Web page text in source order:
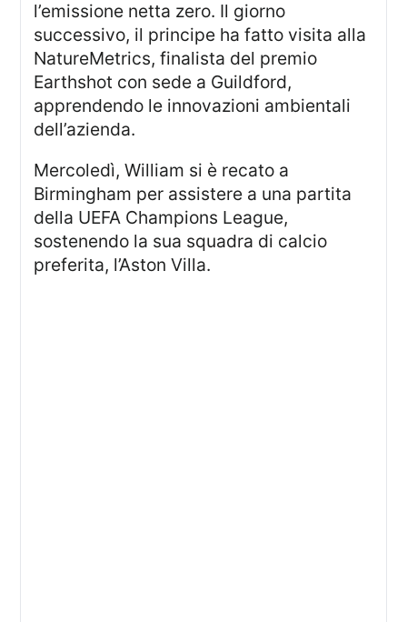
l’emissione netta zero. Il giorno
successivo, il principe ha fatto visita alla
NatureMetrics, finalista del premio
Earthshot con sede a Guildford,
apprendendo le innovazioni ambientali
dell’azienda.
Mercoledì, William si è recato a
Birmingham per assistere a una partita
della UEFA Champions League,
sostenendo la sua squadra di calcio
preferita, l’Aston Villa.